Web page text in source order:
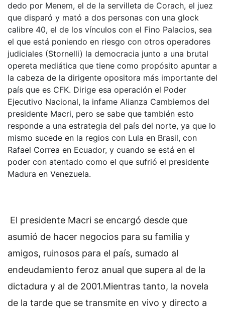
dedo por Menem, el de la servilleta de Corach, el juez
que disparó y mató a dos personas con una glock
calibre 40, el de los vínculos con el Fino Palacios, sea
el que está poniendo en riesgo con otros operadores
judiciales (Stornelli) la democracia junto a una brutal
opereta mediática que tiene como propósito apuntar a
la cabeza de la dirigente opositora más importante del
país que es CFK. Dirige esa operación el Poder
Ejecutivo Nacional, la infame Alianza Cambiemos del
presidente Macri, pero se sabe que también esto
responde a una estrategia del país del norte, ya que lo
mismo sucede en la regios con Lula en Brasil, con
Rafael Correa en Ecuador, y cuando se está en el
poder con atentado como el que sufrió el presidente
Madura en Venezuela.
El presidente Macri se encargó desde que
asumió de hacer negocios para su familia y
amigos, ruinosos para el país, sumado al
endeudamiento feroz anual que supera al de la
dictadura y al de 2001.Mientras tanto, la novela
de la tarde que se transmite en vivo y directo a